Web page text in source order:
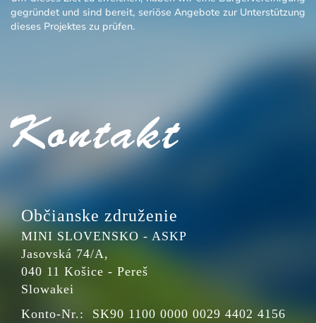
gegründet und sind bereit, seriöse Angebote zur Unterstützung
dieses Projektes zu prüfen.
Kontakt
Občianske združenie
MINI SLOVENSKO - ASKP
Jasovská 74/A,
040 11 Košice - Pereš
Slowakei
Konto-Nr.: SK90 1100 0000 0029 4402 4156